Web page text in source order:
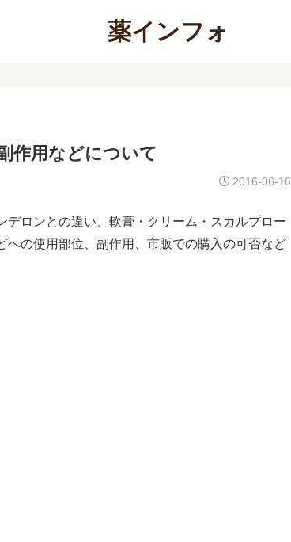
薬インフォ
作用などについて
2016-06-16
ロンとの違い、軟膏・クリーム・スカルプロー
の使用部位、副作用、市販での購入の可否など